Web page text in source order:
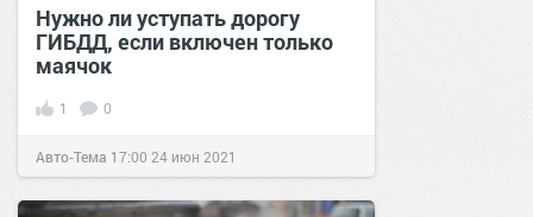
Нужно ли уступать дорогу
ГИБДД, если включен только
маячок
1 0
Авто-Тема 17:00 24 июн 2021